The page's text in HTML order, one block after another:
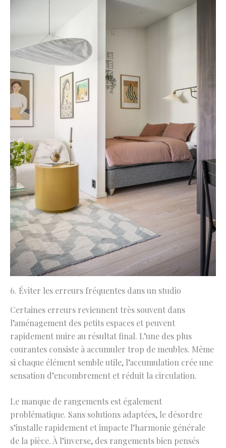
6. Éviter les erreurs fréquentes dans un studio
Certaines erreurs reviennent très souvent dans
l’aménagement des petits espaces et peuvent
rapidement nuire au résultat final. L’une des plus
courantes consiste à accumuler trop de meubles. Même
si chaque élément semble utile, l’accumulation crée une
sensation d’encombrement et réduit la circulation.
Le manque de rangements est également
problématique. Sans solutions adaptées, le désordre
s’installe rapidement et impacte l’harmonie générale
de la pièce. À l’inverse, des rangements bien pensés